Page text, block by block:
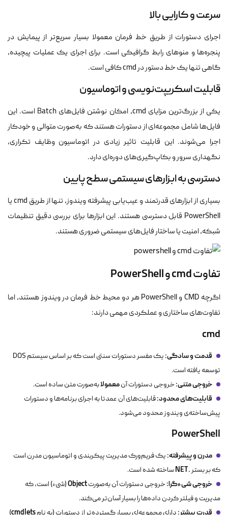
سرعت و کارایی بالا
اجرای دستورات از طریق خط فرمان معمولا بسیار سریع‌تر از پیمایش در
پنجره‌ها و منوهای رابط گرافیکی است. برای اجرای یک عملیات پیچیده،
گاهی تنها یک خط دستور در cmd کافی است.
قابلیت اسکریپت‌نویسی و اتوماسیون
یکی از بزرگ‌ترین مزایای cmd، امکان نوشتن فایل‌های Batch است. این
فایل‌ها شامل مجموعه‌ای از دستورات هستند که به‌صورت متوالی و خودکار
اجرا می‌شوند. این قابلیت تاثیر زیادی در اتوماسیون وظایف تکراری،
نگهداری سرور و بکاپ‌گیری‌های دوره‌ای دارد.
دسترسی به ابزارهای سیستمی سطح پایین
بسیاری از ابزارهای قدرتمند و عیب‌یابی پیشرفته ویندوز، تنها از طریق cmd یا
PowerShell قابل دسترسی هستند. این ابزارها برای بررسی دقیق تنظیمات
شبکه، امنیت یا ساختار فایل‌های سیستمی ضروری هستند.
تفاوت cmd و PowerShell
اگرچه CMD و PowerShell هر دو محیط خط فرمان در ویندوز هستند، اما
تفاوت‌های ساختاری و عملکردی مهمی دارند:
cmd
قدمت و سادگی:
یک مفسر دستورات سنتی است که بر اساس سیستم DOS
توسعه یافته است.
خروجی متنی:خروجی دستورات آنمعمولابه‌صورت متن ساده است.
قابلیت‌های محدود:قابلیت‌های آن عمدتا به اجرای برنامه‌ها و دستورات
پیش‌ساخته‌ی ویندوز محدود می‌شود.
PowerShell
مدرن و پیشرفته: یک فریم‌ورک مدیریت پیکربندی و اتوماسیون مدرن است
که بر بستر.NET ساخته شده است.
خروجی شیءگرا:خروجی دستورات آن به‌صورتObject(شیء) است، که
مدیریت و فیلتر کردن داده‌ها را بسیار آسان‌تر می‌کند.
قدرت بیشتر: دارای مجموعه‌ای بسیار گسترده‌تر از دستورات (به نامcmdlets
)